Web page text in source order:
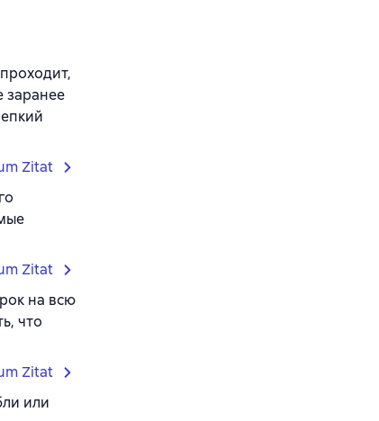
заранее
Zitat
Zitat
на всю
что
Zitat
или